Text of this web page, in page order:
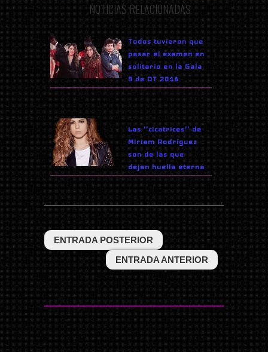
NOTICIAS RELACIONADAS
Todos tuvieron que
pasar el examen en
solitario en la Gala
9 de OT 2018
Las ''cicatrices'' de
Miriam Rodríguez
son de las que
dejan huella eterna
ENTRADA POSTERIOR
ENTRADA ANTERIOR